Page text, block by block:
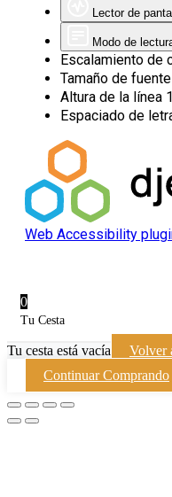
Lector de
Modo de
Escalamiento de
Tamaño de fuente
Altura de la línea
Espaciado de
Web Accessibility
0
Tu Cesta
Tu cesta está vacía
Volver
Continuar Comprando